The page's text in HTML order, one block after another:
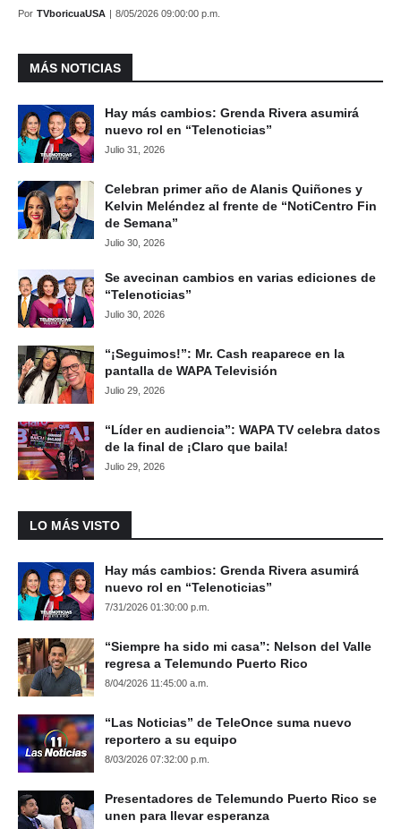
Por TVboricuaUSA 8/05/2026 09:00:00 p.m.
MÁS NOTICIAS
Hay más cambios: Grenda Rivera asumirá
nuevo rol en “Telenoticias”
Julio 31, 2026
Celebran primer año de Alanis Quiñones y
Kelvin Meléndez al frente de “NotiCentro Fin
de Semana”
Julio 30, 2026
Se avecinan cambios en varias ediciones de
“Telenoticias”
Julio 30, 2026
“¡Seguimos!”: Mr. Cash reaparece en la
pantalla de WAPA Televisión
Julio 29, 2026
“Líder en audiencia”: WAPA TV celebra datos
de la final de ¡Claro que baila!
Julio 29, 2026
LO MÁS VISTO
Hay más cambios: Grenda Rivera asumirá
nuevo rol en “Telenoticias”
7/31/2026 01:30:00 p.m.
“Siempre ha sido mi casa”: Nelson del Valle
regresa a Telemundo Puerto Rico
8/04/2026 11:45:00 a.m.
“Las Noticias” de TeleOnce suma nuevo
reportero a su equipo
8/03/2026 07:32:00 p.m.
Presentadores de Telemundo Puerto Rico se
unen para llevar esperanza